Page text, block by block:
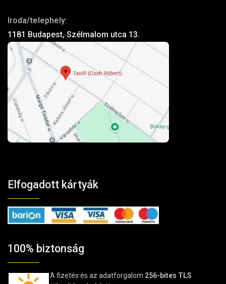
Iroda/telephely:
1181 Budapest, Szélmalom utca 13.
Elfogadott kártyák
100% biztonság
A fizetés és az adatforgalom 256-bites TLS